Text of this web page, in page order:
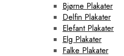
Bjørne Plakater
Delfin Plakater
Elefant Plakater
Elg Plakater
Falke Plakater